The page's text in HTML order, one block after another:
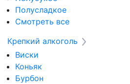
Полусладкое
Смотреть все
Крепкий алкоголь
Виски
Коньяк
Бурбон